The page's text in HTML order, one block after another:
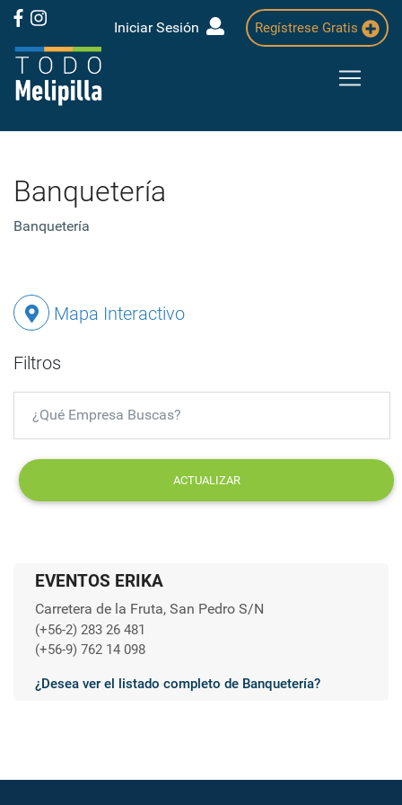
Iniciar Sesión Regístrese Gratis
Banquetería
Banquetería
Mapa Interactivo
Filtros
ACTUALIZAR
EVENTOS ERIKA
Carretera de la Fruta, San Pedro S/N
(+56-2) 283 26 481
(+56-9) 762 14 098
¿Desea ver el listado completo de Banquetería?